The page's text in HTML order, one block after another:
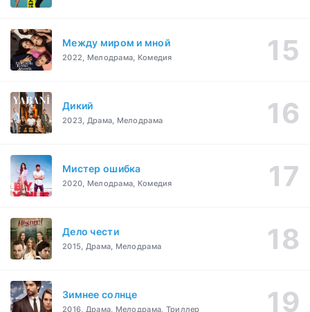
Между миром и мной
2022, Мелодрама, Комедия
Дикий
2023, Драма, Мелодрама
Мистер ошибка
2020, Мелодрама, Комедия
Дело чести
2015, Драма, Мелодрама
Зимнее солнце
2016, Драма, Мелодрама, Триллер